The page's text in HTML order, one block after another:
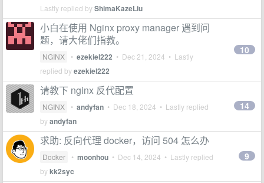
Lastly replied byShimaKazeLiu
小白在使用 Nginx proxy manager 遇到问
题，请大佬们指教。
NGINX • ezekiel222 • Dec 21, 2024 • Lastly
replied byezekiel222
10
请教下 nginx 反代配置
NGINX • andyfan • Dec 18, 2024 • Lastly replied
byandyfan
14
求助: 反向代理 docker，访问 504 怎么办
Docker • moonhou • Dec 14, 2024 • Lastly replied
bykk2syc
9